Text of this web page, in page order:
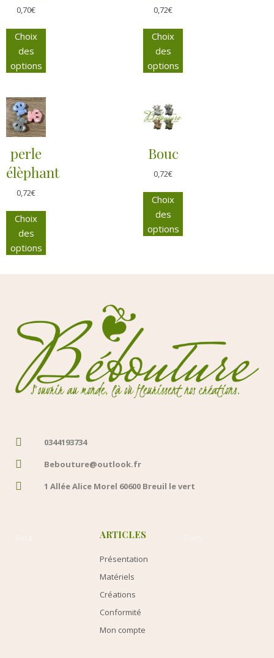
0,70€
Choix
des
options
0,72€
Choix
des
options
perle
élèphant
0,72€
Choix
des
options
Bouc
0,72€
Choix
des
options
0344193734
Bebouture@outlook.fr
1 Allée Alice Morel 60600 Breuil le vert
ARTICLES
Présentation
Matériels
Créations
Conformité
Mon compte